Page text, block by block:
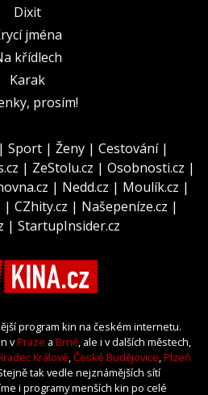
Dixit
jména
křídlech
Karak
prosím!
| Sport | Ženy | Cestování|
| ZeStolu.cz | Osobnosti.cz |
| Nedd.cz | Moulík.cz |
| CZhity.cz | Našepeníze.cz |
| StartupInsider.cz
program kin na českém internetu.
vPraze a Brně, ale i v dalších městech,
Králové,České Budějovice,Plzeň
tak vedle nejznámějších sítí
i programy menších kin po celé